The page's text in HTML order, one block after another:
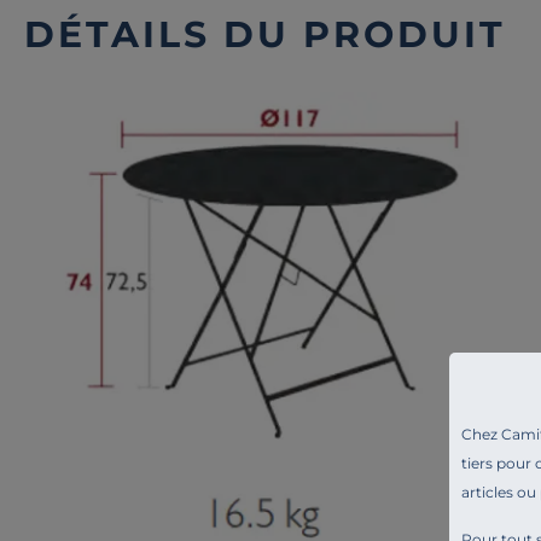
Chez
tiers pour
articles ou
DÉTAILS DU PRODUIT